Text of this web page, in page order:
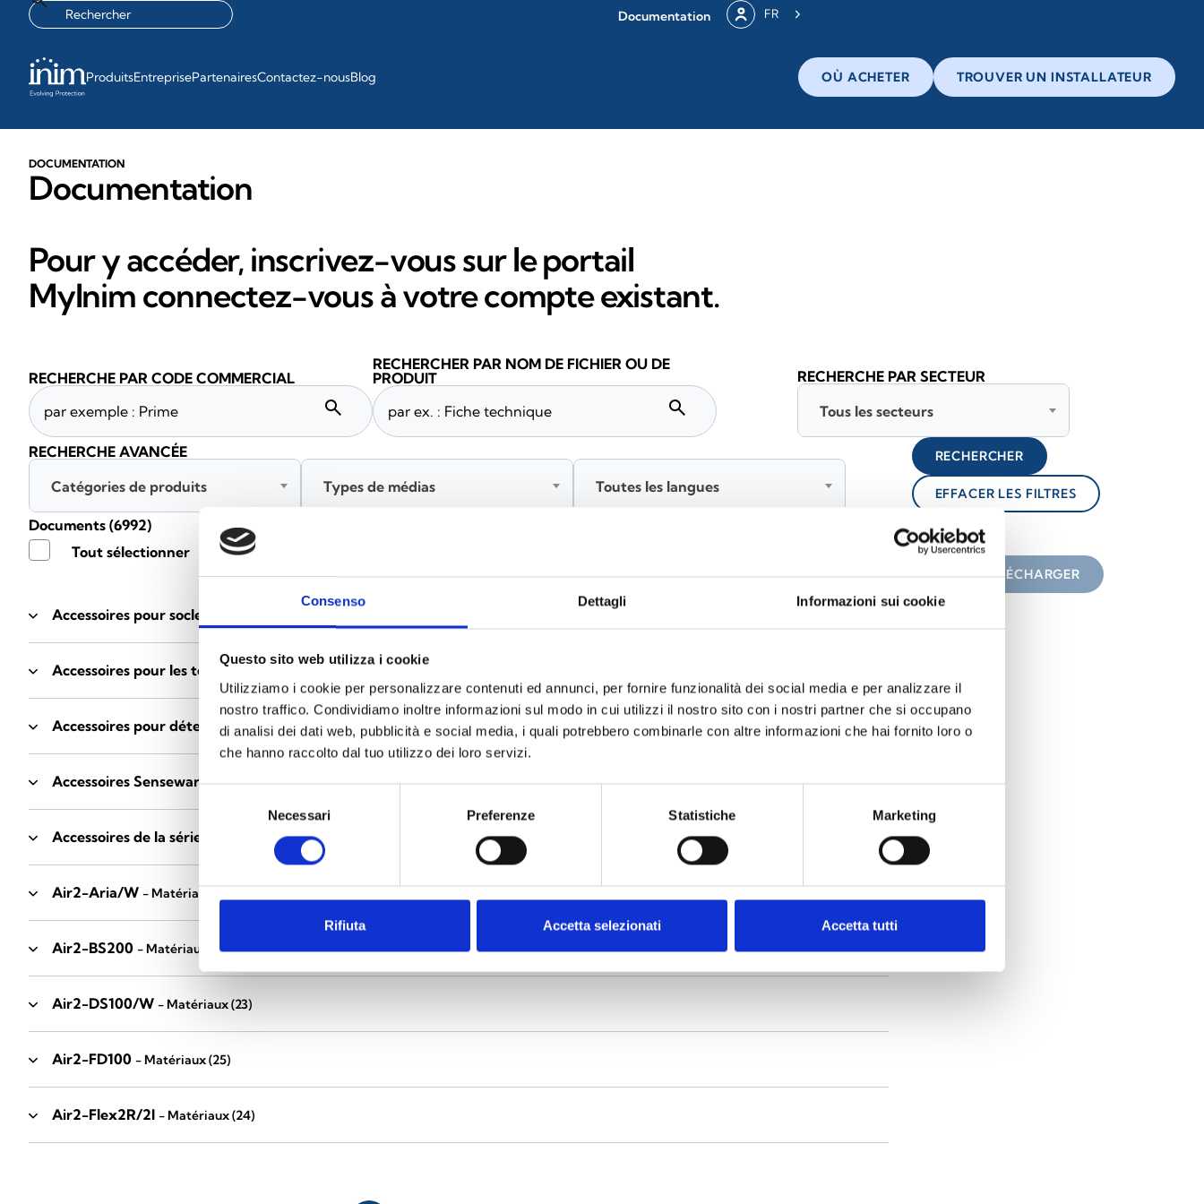
Consenso Dettagli Informazioni sui cookie
Questo sito web utilizza i cookie
Utilizziamo i cookie per personalizzare contenuti ed annunci, per fornire funzionalità dei social media e per analizzare il
nostro traffico. Condividiamo inoltre informazioni sul modo in cui utilizzi il nostro sito con i nostri partner che si occupano
di analisi dei dati web, pubblicità e social media, i quali potrebbero combinarle con altre informazioni che hai fornito loro o
che hanno raccolto dal tuo utilizzo dei loro servizi.
consenso
Necessari Preferenze Statistiche Marketing
Rifiuta Accetta selezionati Accetta tutti
Documentation FR
ProduitsEntreprisePartenairesContactez-nousBlog OÙ ACHETER TROUVER UN INSTALLATEUR
DOCUMENTATION
Documentation
Pour y accéder, inscrivez-vous sur le portail
MyInim connectez-vous à votre compte existant.
Accessoires pour socles EB00
Accessoires pour les tests des détecteurs
Accessoires pour détecteurs Enea - Matériaux (35)
Accessoires Senseware - Matériaux(2)
Accessoires de la série Industrial - Matériaux
Air2-Aria/W - Matériaux
Air2-BS200 - Matériaux (34)
Air2-DS100/W - Matériaux(23)
Air2-FD100 - Matériaux(25)
Air2-Flex2R/2I - Matériaux(24)
Documents (6992)
Tout sélectionner
TÉLÉCHARGER
RECHERCHE PAR CODE COMMERCIAL
search
RECHERCHER PAR NOM DE FICHIER OU DE
PRODUIT
search
RECHERCHE PAR SECTEUR
Tous les secteurs
RECHERCHE AVANCÉE
Catégories de produits
Types de médias Toutes les langues
RECHERCHER
EFFACER LES FILTRES